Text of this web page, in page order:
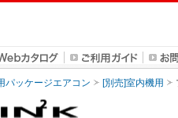
パッケージエアコン [別売]室内機用